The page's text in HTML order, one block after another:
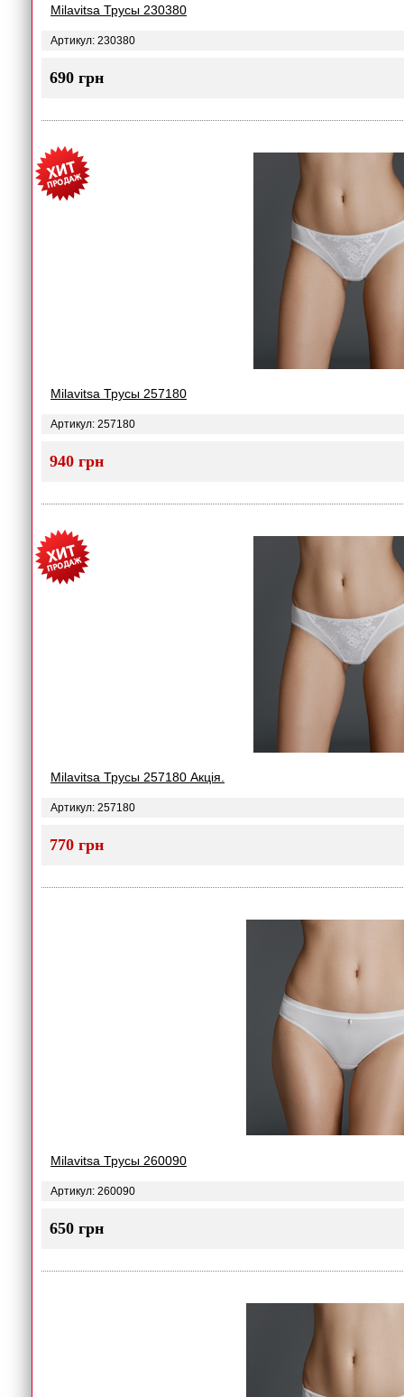
Milavitsa Трусы 230380
Артикул: 230380
690 грн
Milavitsa Трусы 257180
Артикул: 257180
940 грн
Milavitsa Трусы 257180 Акція.
Артикул: 257180
770 грн
Milavitsa Трусы 260090
Артикул: 260090
650 грн